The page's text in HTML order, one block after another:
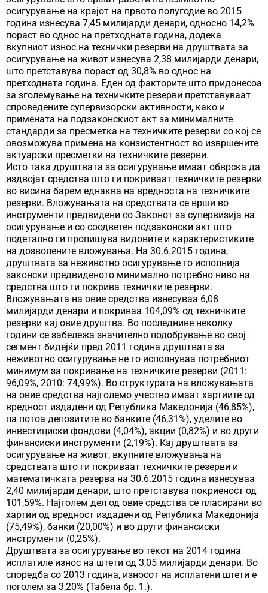
осигурување на крајот на првото полугодие во 2015
година изнесува 7,45 милијарди денари, односно 14,2%
пораст во однос на претходната година, додека
вкупниот износ на технички резерви на друштвата за
осигурување на живот изнесува 2,38 милијарди денари,
што претставува пораст од 30,8% во однос на
претходната година. Еден од факторите што придонесоа
за зголемување на техничките резерви претставуваат
спроведените супервизорски активности, како и
примената на подзаконскиот акт за минималните
стандарди за пресметка на техничките резерви со кој се
овозможува примена на конзистентност во извршените
актуарски пресметки на техничките резерви.
Исто така друштвата за осигурување имаат обврска да
издвојат средства што ги покриваат техничките резерви
во висина барем еднаква на вредноста на техничките
резерви. Вложувањата на средствата се врши во
инструменти предвидени со Законот за супервизија на
осигурување и со соодветен подзаконски акт што
подетално ги пропишува видовите и карактеристиките
на дозволените вложувања. На 30.6.2015 година,
друштвата за неживотно осигурување го исполнија
законски предвиденото минимално потребно ниво на
средства што ги покрива техничките резерви.
Вложувањата на овие средства изнесуваа 6,08
милијарди денари и покриваа 104,09% од техничките
резерви кај овие друштва. Во последниве неколку
години се забележа значително подобрување во овој
сегмент бидејќи пред 2011 година друштвата за
неживотно осигурување не го исполнуваа потребниот
минимум за покривање на техничките резерви (2011:
96,09%, 2010: 74,99%). Во структурата на вложувањата
на овие средства најголемо учество имаат хартиите од
вредност издадени од Република Македонија (46,85%),
па потоа депозитите во банките (46,31%), уделите во
инвестициски фондови (4,04%), акции (0,82%) и во други
финансиски инструменти (2,19%). Кај друштвата за
осигурување на живот, вкупните вложувања на
средствата што ги покриваат техничките резерви и
математичката резерва на 30.6.2015 година изнесуваа
2,40 милијарди денари, што претставува покриеност од
101,59%. Најголем дел од овие средства се пласирани во
хартии од вредност издадени од Република Македонија
(75,49%), банки (20,00%) и во други финансиски
инструменти (0,25%).
Друштвата за осигурување во текот на 2014 година
исплатиле износ на штети од 3,05 милијарди денари. Во
споредба со 2013 година, износот на исплатени штети е
поголем за 3,20% (Табела бр. 1.).